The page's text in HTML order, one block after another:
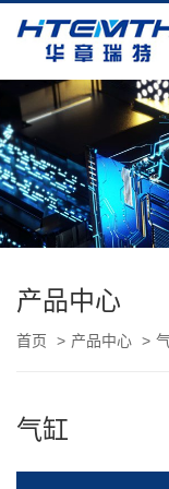
产品中心
首页 产品中心
气缸